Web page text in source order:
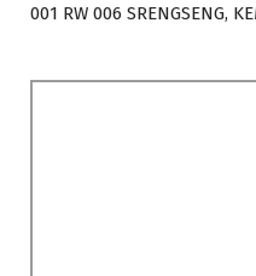
001 RW 006 SRENGSENG,